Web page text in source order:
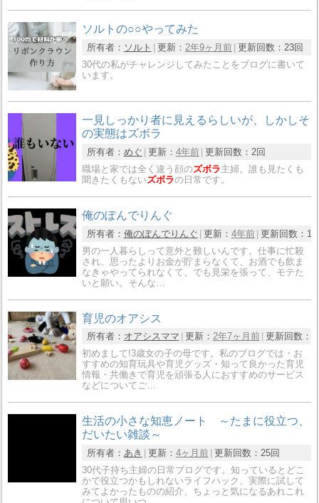
ソルトの○○やってみた
所有者： ソルト 更新： 2年9ヶ月前 更新回数： 23回
30代の私がチャレンジしてみたことをブログに書いて
います。
一見しっかり者に見えるらしいが、しかしそ
の実態はズボラ
所有者： めぐ 更新： 4年前 更新回数： 2回
職場と家では全く違う顔のズボラ主婦。誰も見たくも
聞きたくもないズボラの日常です。
俺のぽんでりんぐ
所有者： 俺のぽんでりんぐ 更新： 4年前 更新回数： 10
男の一人暮らしって意外と難しいんです。仕事に忙殺
され、思ったよりお金が貯まらなくて、お酒でも飲ま
なきゃやってられなくて、でも見栄を張って、モテた
いと願い。そんな…
育児のオアシス
所有者： オアシスママ 更新： 2年7ヶ月前 更新回数：
初めまして!3歳女の子の母です。私のブログでは・お
すすめの知育玩具や育児グッズ・知って良かった育児
情報・共働きで育児を頑張る人におすすめのサービス
などについてご…
生活の小さな知恵ノート ～たまに役立つ、
だいたい雑談～
所有者： あき 更新： 4ヶ月前 更新回数： 25回
30代子持ち主婦の日常ブログです。知っているとどこ
かで役立つかもしれないライフハック、実際に試して
みてよかったものの紹介、ちょっと気になるあれこれ